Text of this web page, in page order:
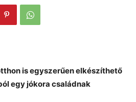
is egyszerűen elkészíthető
egy jókora családnak